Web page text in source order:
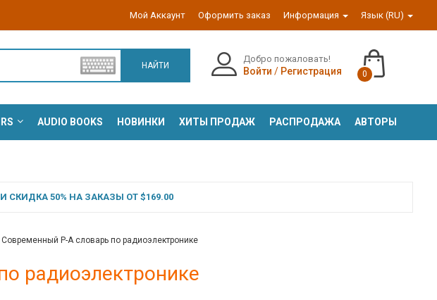
Мой Аккаунт Оформить заказ Информация Язык (RU)
НАЙТИ
Добро пожаловать!
Войти / Регистрация 0
AUDIO BOOKS НОВИНКИ ХИТЫ ПРОДАЖ РАСПРОДАЖА АВТОРЫ
50% НА ЗАКАЗЫ ОТ $169.00
Современный Р-А словарь по радиоэлектронике
радиоэлектронике